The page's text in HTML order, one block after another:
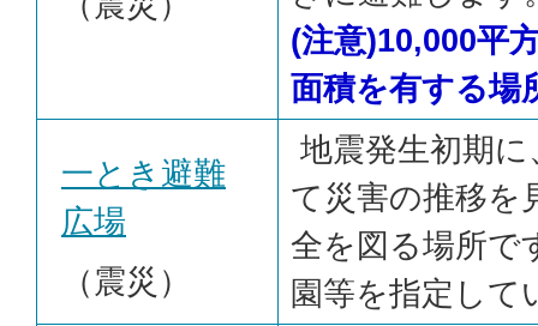
(注意)10,000平
面積を有する場
一とき避難
広場
（震災）
地震発生初期
て災害の推移を
全を図る場所で
園等を指定して